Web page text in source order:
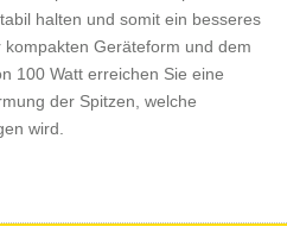
halten und somit ein besseres
Geräteform und dem
100 Watt erreichen Sie eine
der Spitzen, welche
wird.